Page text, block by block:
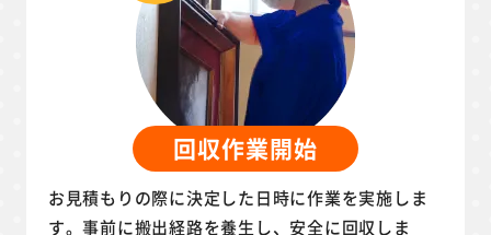
回収作業開始
お見積もりの際に決定した日時に作業を実施しま
す。事前に搬出経路を養生し、安全に回収しま